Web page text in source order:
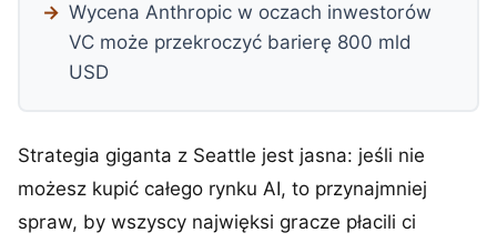
Wycena Anthropic w oczach inwestorów
VC może przekroczyć barierę 800 mld
USD
Strategia giganta z Seattle jest jasna: jeśli nie
możesz kupić całego rynku AI, to przynajmniej
spraw, by wszyscy najwięksi gracze płacili ci